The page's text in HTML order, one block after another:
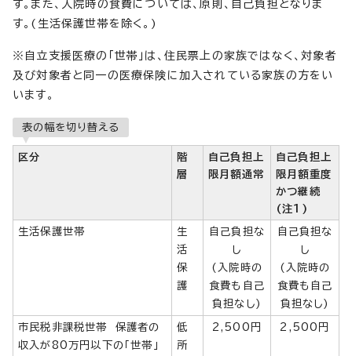
す。また、入院時の食費については、原則、自己負担となりま
す。(生活保護世帯を除く。)
※自立支援医療の「世帯」は、住民票上の家族ではなく、対象者
及び対象者と同一の医療保険に加入されている家族の方をい
います。
表の幅を切り替える
区分
階
層
自己負担上
限月額通常
自己負担上
限月額重度
かつ継続
(注1)
生活保護世帯
生
活
保
護
自己負担な
し
(入院時の
食費も自己
負担なし)
自己負担な
し
(入院時の
食費も自己
負担なし)
市民税非課税世帯 保護者の
収入が80万円以下の「世帯」
低
所
2,500円 2,500円